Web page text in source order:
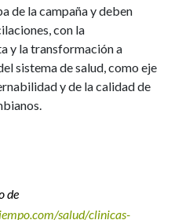
de la campaña y deben
con la
y la transformación a
sistema de salud, como eje
y de la calidad de
de
salud/clinicas-